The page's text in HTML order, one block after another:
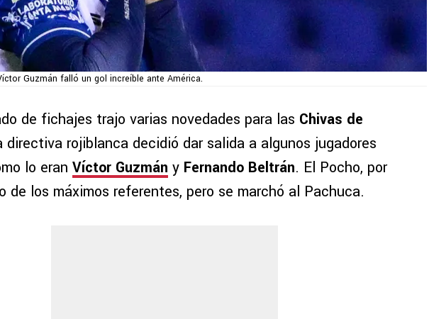
Guzmán falló un gol increíble ante América.
de fichajes trajo varias novedades para las Chivas de
directiva rojiblanca decidió dar salida a algunos jugadores
lo eran Víctor Guzmán y Fernando Beltrán. El Pocho, por
de los máximos referentes, pero se marchó al Pachuca.